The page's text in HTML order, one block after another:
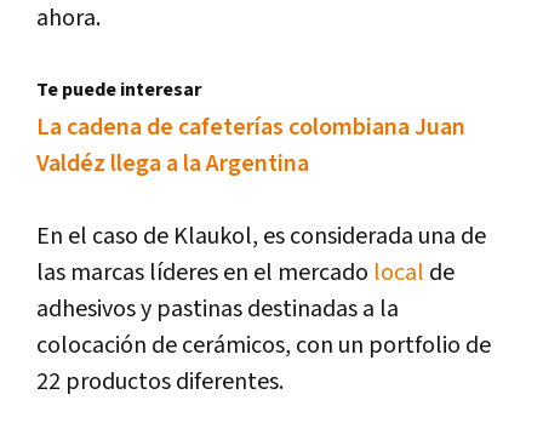
ahora.
Te puede interesar
La cadena de cafeterías colombiana Juan
Valdéz llega a la Argentina
En el caso de Klaukol, es considerada una de
las marcas líderes en el mercado local de
adhesivos y pastinas destinadas a la
colocación de cerámicos, con un portfolio de
22 productos diferentes.